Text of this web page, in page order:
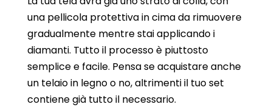
una pellicola protettiva in cima da rimuovere
gradualmente mentre stai applicando i
diamanti. Tutto il processo è piuttosto
semplice e facile. Pensa se acquistare anche
un telaio in legno o no, altrimenti il tuo set
contiene già tutto il necessario.